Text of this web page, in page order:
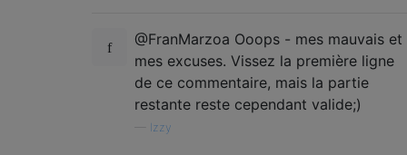
@FranMarzoa Ooops - mes mauvais et
mes excuses. Vissez la première ligne
de ce commentaire, mais la partie
restante reste cependant valide;)
Izzy